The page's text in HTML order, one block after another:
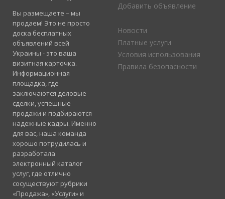
Вы размещаете – мы
продаем! Это не просто
доска бесплатных
объявлений всей
Украины - это ваша
визитная карточка.
Информационная
площадка, где
заключаются деловые
сделки, успешные
продажи и подбираются
надежные кадры. Именно
для вас, наша команда
хорошо потрудилась и
разработала
электронный каталог
услуг, где отлично
сосуществуют рубрики
«Продажа», «Услуги» и
Добавить объявление
Новости
Платные услуги
Условия использования
Правила безопасности